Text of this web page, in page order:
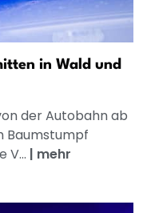
in Wald und
der Autobahn ab
Baumstumpf
V... | mehr